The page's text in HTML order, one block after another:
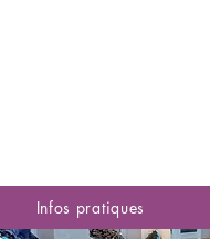
Infos pratiques